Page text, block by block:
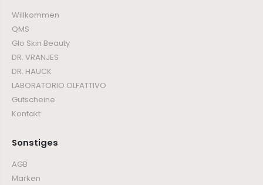
Willkommen
QMS
Glo Skin Beauty
DR. VRANJES
DR. HAUCK
LABORATORIO OLFATTIVO
Gutscheine
Kontakt
Sonstiges
AGB
Marken